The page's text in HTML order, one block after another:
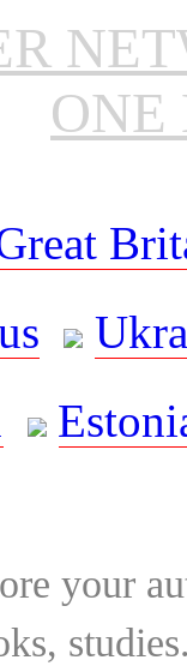
ONE
your